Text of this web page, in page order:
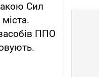
Сил
ППО